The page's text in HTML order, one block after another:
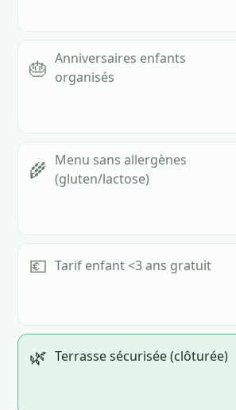
🎂 Anniversaires enfants
organisés
🌾 Menu sans allergènes
(gluten/lactose)
💶 Tarif enfant <3 ans gratuit
🌿 Terrasse sécurisée (clôturée)